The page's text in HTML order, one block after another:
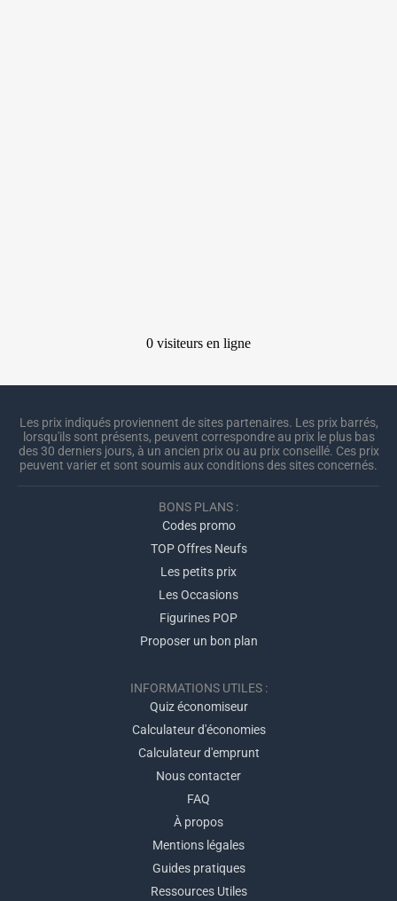
Les prix indiqués proviennent de sites partenaires. Les prix barrés,
lorsqu'ils sont présents, peuvent correspondre au prix le plus bas
des 30 derniers jours, à un ancien prix ou au prix conseillé. Ces prix
peuvent varier et sont soumis aux conditions des sites concernés.
BONS PLANS :
Codes promo
TOP Offres Neufs
Les petits prix
Les Occasions
Figurines POP
Proposer un bon plan
INFORMATIONS UTILES :
Quiz économiseur
Calculateur d'économies
Calculateur d'emprunt
Nous contacter
FAQ
À propos
Mentions légales
Guides pratiques
Ressources Utiles